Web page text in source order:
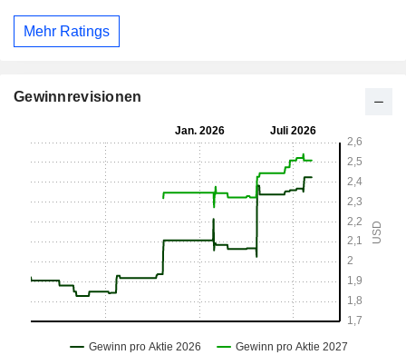
Mehr Ratings
Gewinnrevisionen